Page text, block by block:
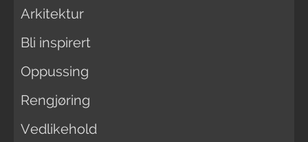
Arkitektur
Bli inspirert
Oppussing
Rengjøring
Vedlikehold